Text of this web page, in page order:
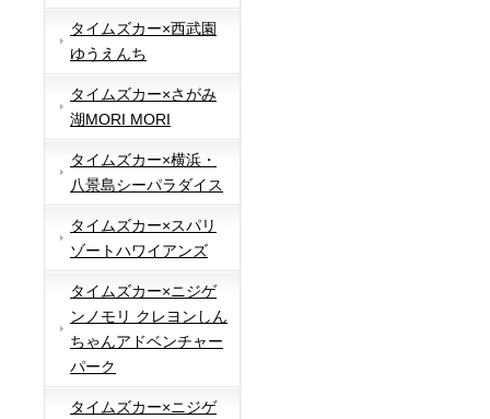
タイムズカー×西武園
ゆうえんち
タイムズカー×さがみ
湖MORI MORI
タイムズカー×横浜・
八景島シーパラダイス
タイムズカー×スパリ
ゾートハワイアンズ
タイムズカー×ニジゲ
ンノモリ クレヨンしん
ちゃんアドベンチャー
パーク
タイムズカー×ニジゲ